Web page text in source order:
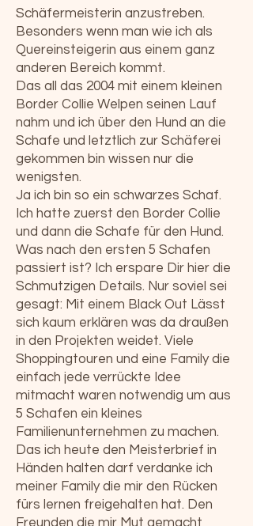
Schäfermeisterin anzustreben.
Besonders wenn man wie ich als
Quereinsteigerin aus einem ganz
anderen Bereich kommt.
Das all das 2004 mit einem kleinen
Border Collie Welpen seinen Lauf
nahm und ich über den Hund an die
Schafe und letztlich zur Schäferei
gekommen bin wissen nur die
wenigsten.
Ja ich bin so ein schwarzes Schaf.
Ich hatte zuerst den Border Collie
und dann die Schafe für den Hund.
Was nach den ersten 5 Schafen
passiert ist? Ich erspare Dir hier die
Schmutzigen Details. Nur soviel sei
gesagt: Mit einem Black Out Lässt
sich kaum erklären was da draußen
in den Projekten weidet. Viele
Shoppingtouren und eine Family die
einfach jede verrückte Idee
mitmacht waren notwendig um aus
5 Schafen ein kleines
Familienunternehmen zu machen.
Das ich heute den Meisterbrief in
Händen halten darf verdanke ich
meiner Family die mir den Rücken
fürs lernen freigehalten hat. Den
Freunden die mir Mut gemacht